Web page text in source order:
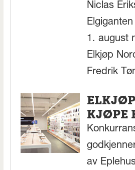
Niclas
1. august
Elkjøp
Fredrik
KJØPE
av